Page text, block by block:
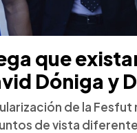
que
Dóniga y
de la
de vista